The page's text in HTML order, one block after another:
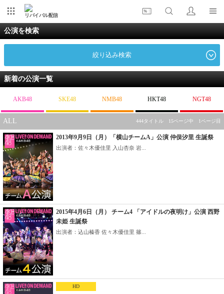
リバイバル配信
公演を検索
絞り込み検索
新着の公演一覧
AKB48 SKE48 NMB48 HKT48 NGT48
ALL 444タイトル 15ページ中 1ページ目
2013年9月9日（月）「横山チームA」公演 仲俣汐里 生誕祭
出演者：佐々木優佳里 入山杏奈 岩...
2015年4月6日（月） チーム4 「アイドルの夜明け」公演 西野
未姫 生誕祭
出演者：込山榛香 佐々木優佳里 篠...
HD